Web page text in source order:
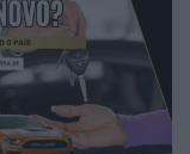
direitos